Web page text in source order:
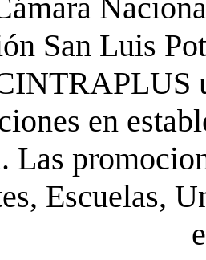
San Luis
en
Las
Escuelas,